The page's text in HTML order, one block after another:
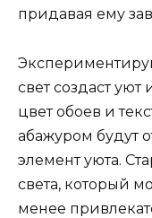
придавая ему
свет создаст
цвет обоев и
абажуром будут
элемент уюта.
света, который
менее